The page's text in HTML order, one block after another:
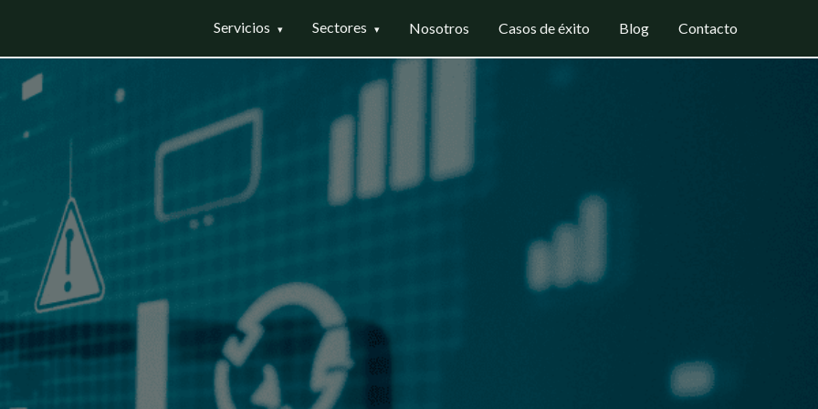
Servicios Sectores Nosotros Casos de éxito Blog Contacto